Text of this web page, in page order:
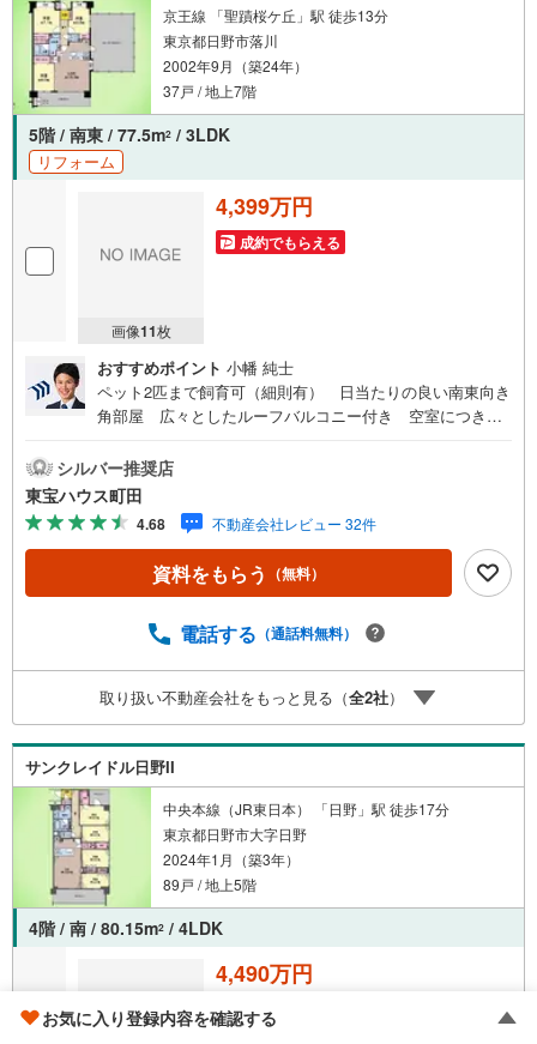
京王線 「聖蹟桜ケ丘」駅 徒歩13分
東京都日野市落川
2002年9月（築24年）
37戸 / 地上7階
5階 / 南東 / 77.5m2 / 3LDK
リフォーム
画像11枚
4,399万円
成約でもらえる
おすすめポイント 小幡 純士
ペット2匹まで飼育可（細則有） 日当たりの良い南東向き
角部屋 広々としたルーフバルコニー付き 空室につき内
人を知り、理解することから始めます。お客様のお話をき
ちんとお聞きし、しっかり話し合う「心」のコミュニケー
ションが大切になります。だからこそ、それぞれのお客様
にベストな「住まい」をご提案をすることができるので
す。インターネット予約で当日見学が可能！（1）［室内・
現地を見学する］をクリック（2）本日～4日以内をご希望
い！【主要不動産流通各社の2025年度中間期の売買仲介実
しく素敵なお家探しをお約束します。お家探しを始めてみ
ようと思われたらまずは、お気軽に東宝ハウス町田に相談
してみませんか？スタッフ一同お客様のお問合せをお待ち
しております。
シルバー推奨店
東宝ハウス町田
4.68 不動産会社レビュー 32件
資料をもらう （無料）
電話する （通話料無料）
取り扱い不動産会社をもっと見る（全2社）
サンクレイドル日野II
中央本線（JR東日本） 「日野」駅 徒歩17分
東京都日野市大字日野
2024年1月（築3年）
89戸 / 地上5階
4階 / 南 / 80.15m2 / 4LDK
4,490万円
成約でもらえる
お気に入り登録内容を確認する